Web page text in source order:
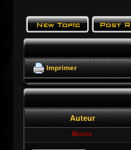
Imprimer
Auteur
Bioris